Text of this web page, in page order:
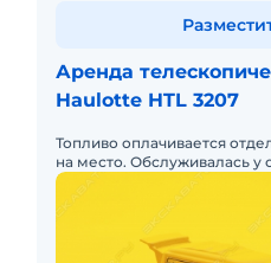
Аренда
Haulotte HTL 3207
Топливо оплачивается
на место. Обслуживалась у